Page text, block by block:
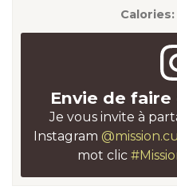
Calories:
Envie de
Je vous invite à
Instagram
mot clic